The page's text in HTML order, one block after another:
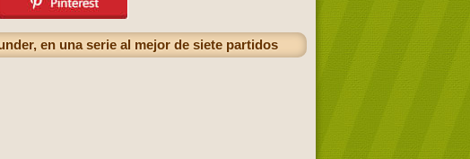
en una serie al mejor de siete partidos